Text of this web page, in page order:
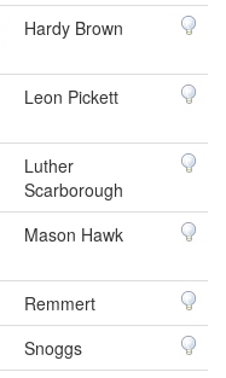
Hardy Brown
Leon Pickett
Luther
Scarborough
Mason Hawk
Remmert
Snoggs